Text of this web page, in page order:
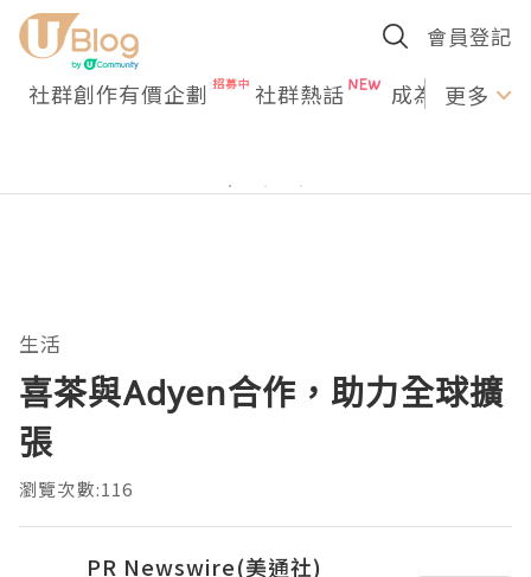
會員登記
社群創作有價企劃 社群熱話 成為U更多
生活
喜茶與Adyen合作，助力全球擴
張
瀏覽次數:116
PR Newswire(美通社)